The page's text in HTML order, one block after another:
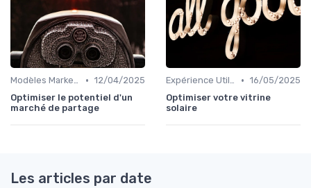
Modèles Marketplace Hybrides • 12/04/2025
Optimiser le potentiel d'un
marché de partage
Expérience Utilisateur • 16/05/2025
Optimiser votre vitrine
solaire
Les articles par date